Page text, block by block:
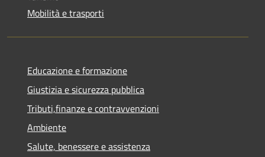
Mobilità e trasporti
Educazione e formazione
Giustizia e sicurezza pubblica
Tributi,finanze e contravvenzioni
Ambiente
Salute, benessere e assistenza